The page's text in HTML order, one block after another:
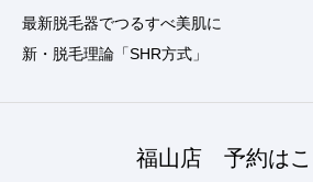
最新脱毛器でつるすべ美肌に
新・脱毛理論「SHR方式」
福山店 予約はこ